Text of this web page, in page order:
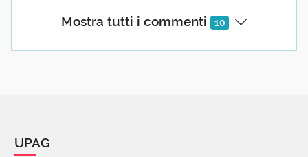
Mostra tutti i commenti 10
quod sua mihi munera
[...]
UPAG